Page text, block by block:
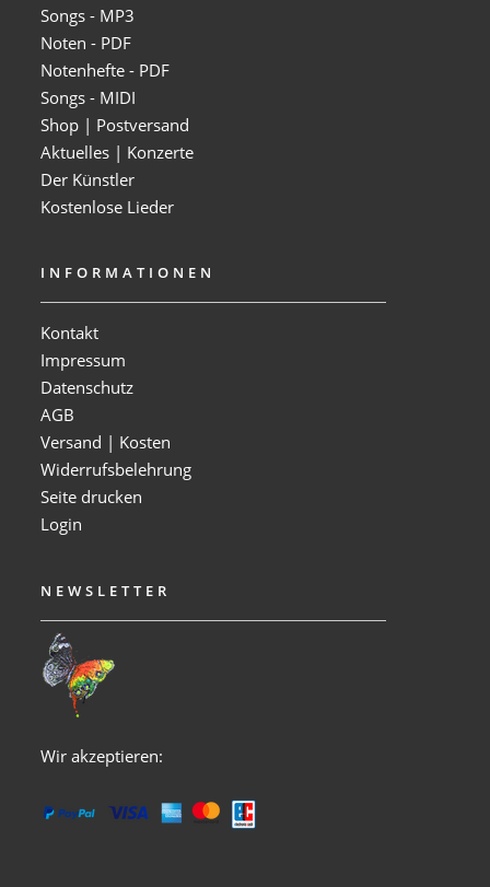
Songs - MP3
Noten - PDF
Notenhefte - PDF
Songs - MIDI
Shop | Postversand
Aktuelles | Konzerte
Der Künstler
Kostenlose Lieder
INFORMATIONEN
Kontakt
Impressum
Datenschutz
AGB
Versand | Kosten
Widerrufsbelehrung
Seite drucken
Login
NEWSLETTER
Wir akzeptieren: